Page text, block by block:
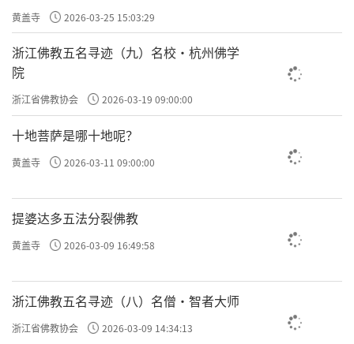
黄盖寺 2026-03-25 15:03:29
浙江佛教五名寻迹（九）名校·杭州佛学
院
浙江省佛教协会 2026-03-19 09:00:00
十地菩萨是哪十地呢？
黄盖寺 2026-03-11 09:00:00
提婆达多五法分裂佛教
黄盖寺 2026-03-09 16:49:58
浙江佛教五名寻迹（八）名僧·智者大师
浙江省佛教协会 2026-03-09 14:34:13